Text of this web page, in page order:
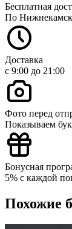
Бесплатная
По
Доставка
с 9:00 до 21:00
Фото перед
Показываем
Бонусная
5% с каждой
Похожие